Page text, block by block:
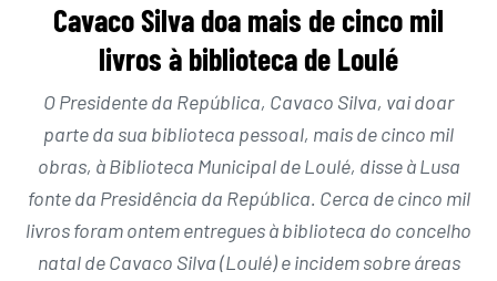
Cavaco Silva doa mais de cinco mil
livros à biblioteca de Loulé
O Presidente da República, Cavaco Silva, vai doar
parte da sua biblioteca pessoal, mais de cinco mil
obras, à Biblioteca Municipal de Loulé, disse à Lusa
fonte da Presidência da República. Cerca de cinco mil
livros foram ontem entregues à biblioteca do concelho
natal de Cavaco Silva (Loulé) e incidem sobre áreas